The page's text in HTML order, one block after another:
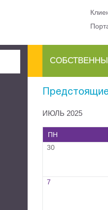
ИЮЛЬ 2025
ПН
30
7